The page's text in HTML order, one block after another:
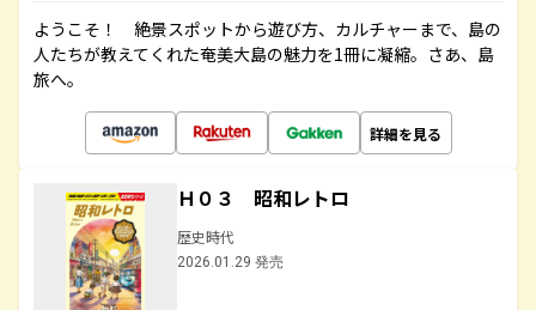
ようこそ！ 絶景スポットから遊び方、カルチャーまで、島の
人たちが教えてくれた奄美大島の魅力を1冊に凝縮。さあ、島
旅へ。
詳細を見る
Ｈ０３ 昭和レトロ
歴史時代
2026.01.29 発売